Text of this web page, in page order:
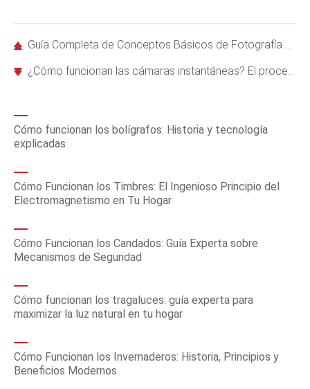
Guía Completa de Conceptos Básicos de Fotografía Digital para Principiantes
¿Cómo funcionan las cámaras instantáneas? El proceso químico explicado paso a paso
Cómo funcionan los bolígrafos: Historia y tecnología
explicadas
Cómo Funcionan los Timbres: El Ingenioso Principio del
Electromagnetismo en Tu Hogar
Cómo Funcionan los Candados: Guía Experta sobre
Mecanismos de Seguridad
Cómo funcionan los tragaluces: guía experta para
maximizar la luz natural en tu hogar
Cómo Funcionan los Invernaderos: Historia, Principios y
Beneficios Modernos